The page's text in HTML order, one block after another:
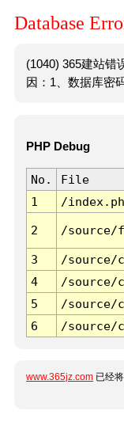
Database
(1040) 365建站错
因：1、数据库密
PHP Debug
No. File
1
/
2 /source/
3 /source/
4
/source/
5
/source/
6
/source/
www.365jz.com 已经